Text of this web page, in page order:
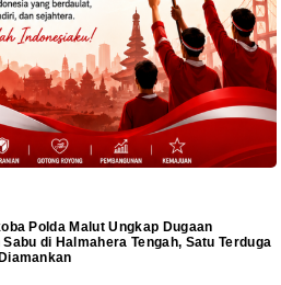
Polda Malut Ungkap Dugaan
di Halmahera Tengah, Satu Terduga